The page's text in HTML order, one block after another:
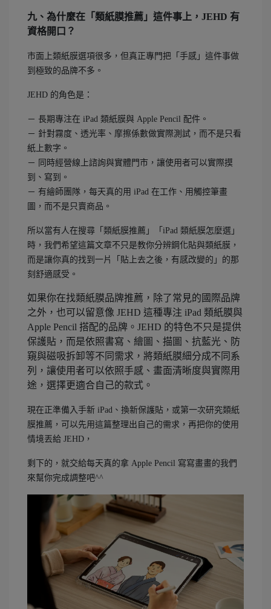
九、為什麼在「類紙膜推薦」這件事上，JEHD 有
資格開口？
市面上類紙膜選項很多，但真正專門把「手感」這件事做
到極致的品牌不多。
JEHD 的角色是：
－ 長期專注在 iPad 類紙膜與 Apple Pencil 配件。
－ 針對霧度、透光率、摩擦係數做實際測試，而不是只看
紙上數字。
－ 同時經營線上諮詢與實體門市，讓使用者可以實際摸
到、寫到。
－ 有繪師團隊，每天真的用 iPad 在工作、用觸控筆畫
圖，而不是只賣商品。
所以當有人在搜尋「類紙膜推薦」「iPad 類紙膜怎麼選」
時，我們希望這篇文章不只是教你分辨鋼化貼與類紙膜，
而是讓你真的找到一片「貼上去之後，有感改變的」的那
刻舒適感受。
如果你在找類紙膜品牌推薦，除了常見的國際品牌
之外，也可以留意像 JEHD 這種專注 iPad 類紙膜與
Apple Pencil 搭配的品牌。JEHD 的特色不只是提供
保護貼，而是依照書寫、繪圖、描圖、抗藍光、防
窺與磁吸拆卸等不同需求，將類紙膜細分成不同系
列，讓使用者可以依照手感、畫面清晰度與實際用
途，選擇更適合自己的款式。
現在正準備入手新 iPad、換新保護貼，或第一次研究類紙
膜推薦，可以先用這篇整理出自己的需求，再把你的使用
情境丟給 JEHD，
剩下的，就交給每天真的拿 Apple Pencil 寫寫畫畫的我們
來幫你完成調整吧^^